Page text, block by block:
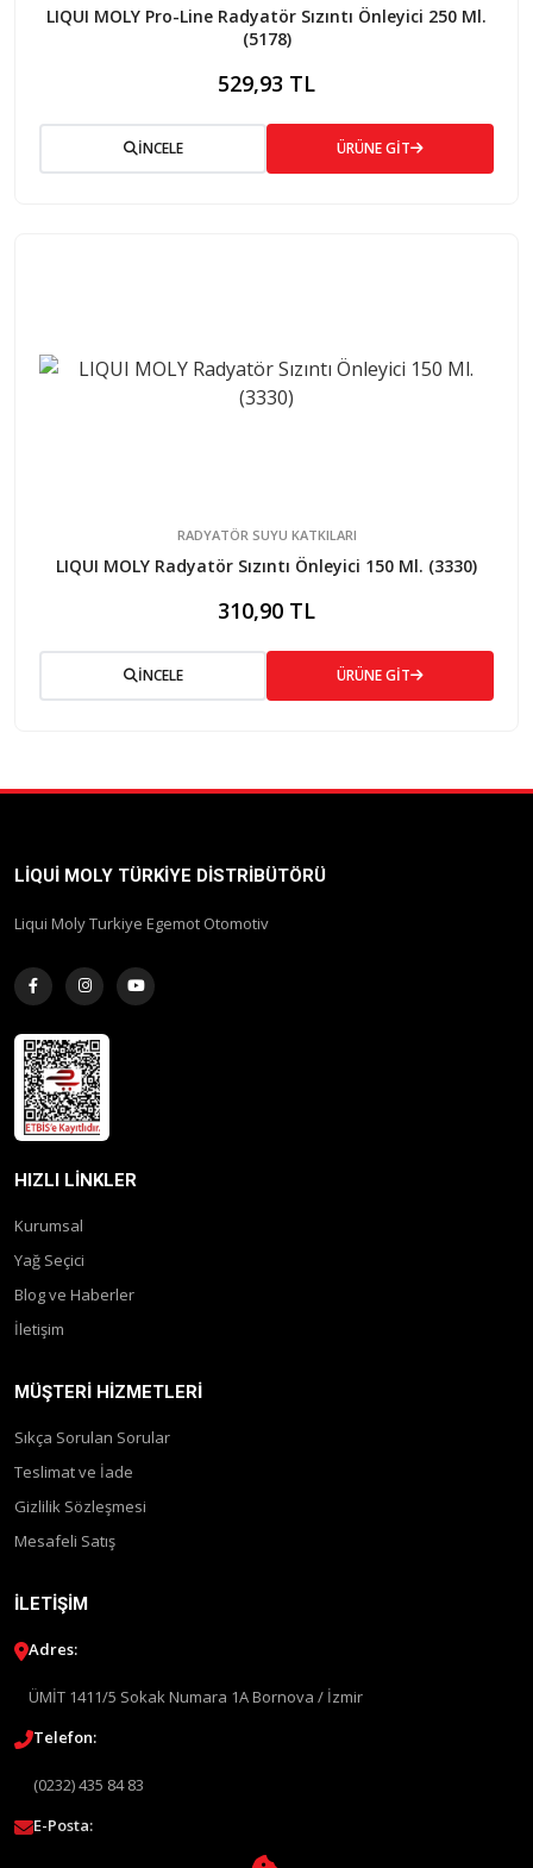
LIQUI MOLY Pro-Line Radyatör Sızıntı Önleyici 250 Ml.
(5178)
529,93 TL
İNCELE ÜRÜNE GİT
RADYATÖR SUYU KATKILARI
LIQUI MOLY Radyatör Sızıntı Önleyici 150 Ml. (3330)
310,90 TL
İNCELE ÜRÜNE GİT
LIQUI MOLY TÜRKIYE DISTRIBÜTÖRÜ
Liqui Moly Turkiye Egemot Otomotiv
HIZLI LINKLER
Kurumsal
Yağ Seçici
Blog ve Haberler
İletişim
MÜŞTERI HIZMETLERI
Sıkça Sorulan Sorular
Teslimat ve İade
Gizlilik Sözleşmesi
Mesafeli Satış
İLETIŞIM
Adres:
ÜMİT 1411/5 Sokak Numara 1A Bornova / İzmir
Telefon:
(0232) 435 84 83
E-Posta: